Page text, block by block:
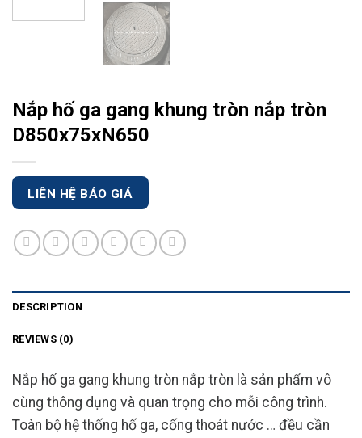
Nắp hố ga gang khung tròn nắp tròn
D850x75xN650
LIÊN HỆ BÁO GIÁ
DESCRIPTION
REVIEWS (0)
Nắp hố ga gang khung tròn nắp tròn là sản phẩm vô
cùng thông dụng và quan trọng cho mỗi công trình.
Toàn bộ hệ thống hố ga, cống thoát nước … đều cần